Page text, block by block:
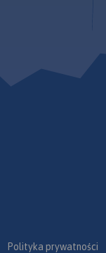
Polityka prywatności